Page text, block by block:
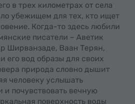
в трех километрах от села
убежищем для тех, кто ищет
Когда-то здесь любили
писатели – Аветик
Ширванзаде, Ваан Терян,
его вод образы для своих
природа словно дышит
человеку услышать
и почувствовать вечную
поверхность воды